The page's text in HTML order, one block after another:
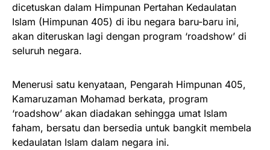
dicetuskan dalam Himpunan Pertahan Kedaulatan
Islam (Himpunan 405) di ibu negara baru-baru ini,
akan diteruskan lagi dengan program ‘roadshow’ di
seluruh negara.
Menerusi satu kenyataan, Pengarah Himpunan 405,
Kamaruzaman Mohamad berkata, program
‘roadshow’ akan diadakan sehingga umat Islam
faham, bersatu dan bersedia untuk bangkit membela
kedaulatan Islam dalam negara ini.